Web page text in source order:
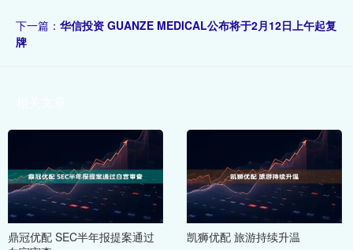
下一篇： 华信投资 GUANZE MEDICAL公布将于2月12日上午起复
牌
鼎冠优配 SEC半年报提案通过
凯狮优配 旅游持续升温